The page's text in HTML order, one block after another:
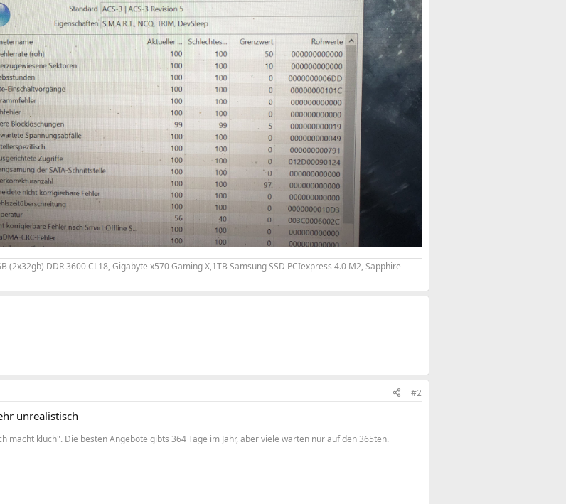
(2x32gb) DDR 3600 CL18, Gigabyte x570 Gaming X,1TB Samsung SSD PCIexpress 4.0 M2, Sapphire
#2
unrealistisch
macht kluch". Die besten Angebote gibts 364 Tage im Jahr, aber viele warten nur auf den 365ten.